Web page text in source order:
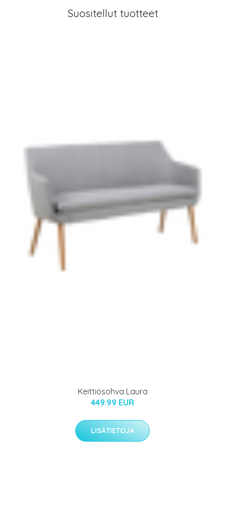
Suositellut tuotteet
Keittiösohva Laura
449.99 EUR
LISÄTIETOJA